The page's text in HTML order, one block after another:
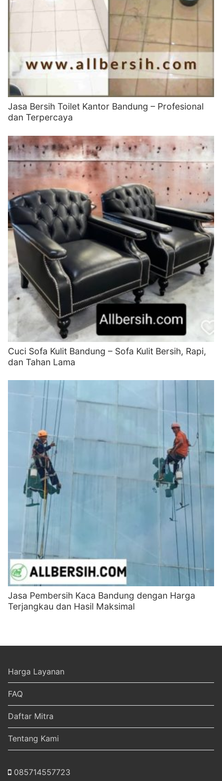
Jasa Bersih Toilet Kantor Bandung – Profesional
dan Terpercaya
Cuci Sofa Kulit Bandung – Sofa Kulit Bersih, Rapi,
dan Tahan Lama
Jasa Pembersih Kaca Bandung dengan Harga
Terjangkau dan Hasil Maksimal
Harga Layanan
FAQ
Daftar Mitra
Tentang Kami
085714557723